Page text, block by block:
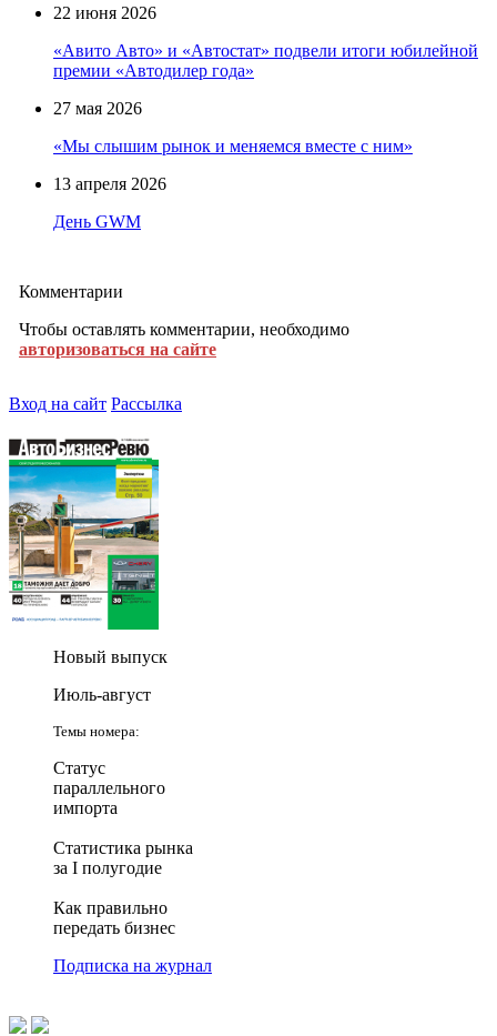
22 июня 2026
«Авито Авто» и «Автостат» подвели итоги юбилейной
премии «Автодилер года»
27 мая 2026
«Мы слышим рынок и меняемся вместе с ним»
13 апреля 2026
День GWM
Комментарии
Чтобы оставлять комментарии, необходимо
авторизоваться на сайте
Вход на сайт Рассылка
Новый выпуск
Июль-август
Темы номера:
Статус
параллельного
импорта
Статистика рынка
за I полугодие
Как правильно
передать бизнес
Подписка на журнал